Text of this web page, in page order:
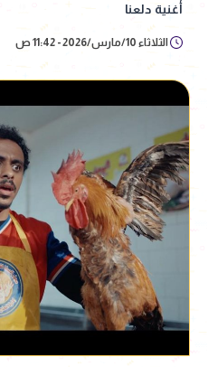
أغنية دلعنا
الثلاثاء 10/مارس/2026 - 11:42 ص